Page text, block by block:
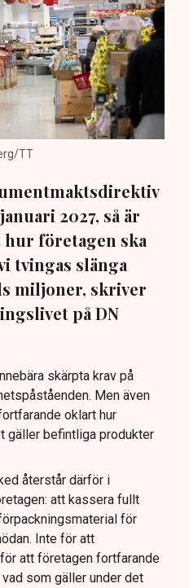
TT
2027, så är
företagen ska
tvingas slänga
miljoner, skriver
på DN
skärpta krav på
Men även
oklart hur
gäller befintliga produkter
återstår därför i
att kassera fullt
för
Inte för att
att företagen fortfarande
som gäller under det